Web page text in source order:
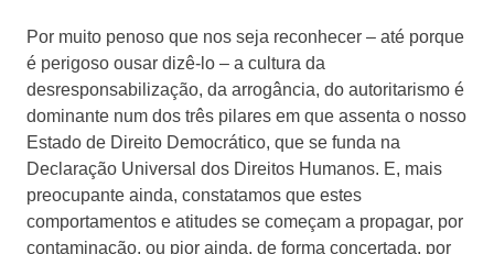
Por muito penoso que nos seja reconhecer – até porque
é perigoso ousar dizê-lo – a cultura da
desresponsabilização, da arrogância, do autoritarismo é
dominante num dos três pilares em que assenta o nosso
Estado de Direito Democrático, que se funda na
Declaração Universal dos Direitos Humanos. E, mais
preocupante ainda, constatamos que estes
comportamentos e atitudes se começam a propagar, por
contaminação, ou pior ainda, de forma concertada, por